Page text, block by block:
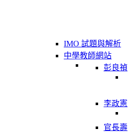
IMO 試題與解析
中學教師網站
彭良禎
李政憲
官長壽